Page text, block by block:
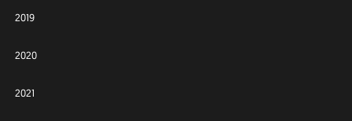
2019
2020
2021